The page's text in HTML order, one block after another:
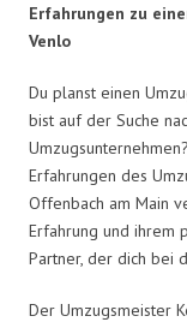
Erfahrungen zu
Venlo
Du planst einen
bist auf der Suche
Erfahrungen des
Offenbach am Main
Erfahrung und ihrem
Partner, der dich bei
Der Umzugsmeister